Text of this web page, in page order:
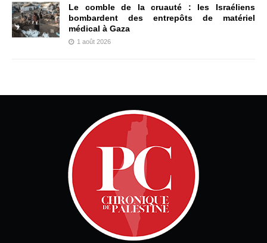
Le comble de la cruauté : les Israéliens
bombardent des entrepôts de matériel
médical à Gaza
1 août 2026